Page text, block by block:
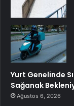
Yurt Genelinde
Sağanak
Ağustos 6, 2026